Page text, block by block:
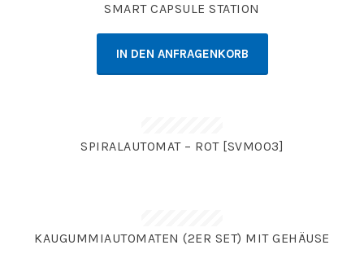
SMART CAPSULE STATION
IN DEN ANFRAGENKORB
SPIRALAUTOMAT – ROT [SVM003]
KAUGUMMIAUTOMATEN (2ER SET) MIT GEHÄUSE